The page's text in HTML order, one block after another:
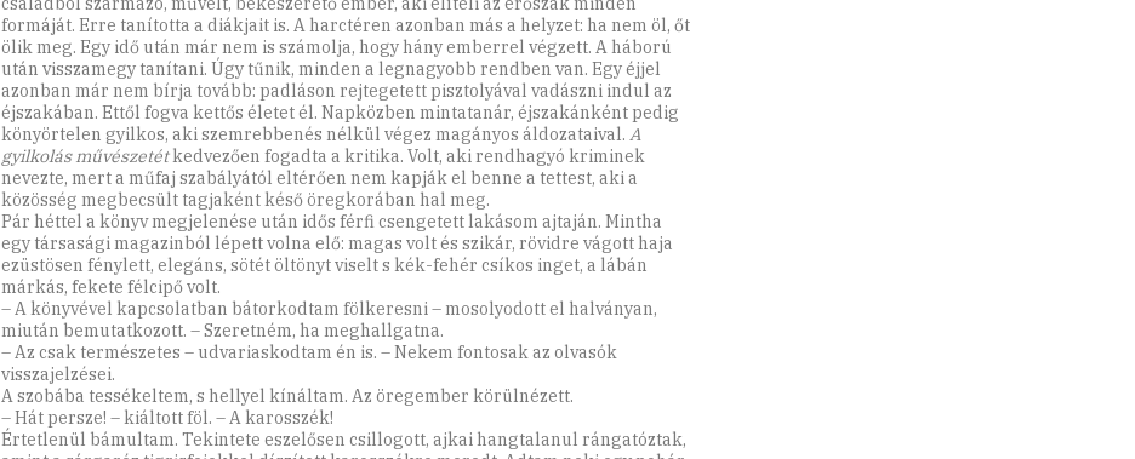
formáját. Erre tanította a diákjait is. A harctéren azonban más a helyzet: ha nem öl, őt
ölik meg. Egy idő után már nem is számolja, hogy hány emberrel végzett. A háború
után visszamegy tanítani. Úgy tűnik, minden a legnagyobb rendben van. Egy éjjel
azonban már nem bírja tovább: padláson rejtegetett pisztolyával vadászni indul az
éjszakában. Ettől fogva kettős életet él. Napközben mintatanár, éjszakánként pedig
könyörtelen gyilkos, aki szemrebbenés nélkül végez magányos áldozataival. A
gyilkolás művészetétkedvezően fogadta a kritika. Volt, aki rendhagyó kriminek
nevezte, mert a műfaj szabályától eltérően nem kapják el benne a tettest, aki a
közösség megbecsült tagjaként késő öregkorában hal meg.
Pár héttel a könyv megjelenése után idős férfi csengetett lakásom ajtaján. Mintha
egy társasági magazinból lépett volna elő: magas volt és szikár, rövidre vágott haja
ezüstösen fénylett, elegáns, sötét öltönyt viselt s kék-fehér csíkos inget, a lábán
márkás, fekete félcipő volt.
– A könyvével kapcsolatban bátorkodtam fölkeresni – mosolyodott el halványan,
miután bemutatkozott. – Szeretném, ha meghallgatna.
– Az csak természetes – udvariaskodtam én is. – Nekem fontosak az olvasók
visszajelzései.
A szobába tessékeltem, s hellyel kínáltam. Az öregember körülnézett.
– Hát persze! – kiáltott föl. – A karosszék!
Értetlenül bámultam. Tekintete eszelősen csillogott, ajkai hangtalanul rángatóztak,